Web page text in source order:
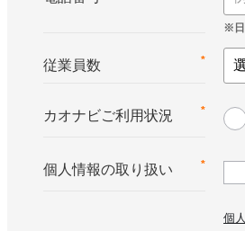
*
従業員数
*
カオナビご利用状況
*
個人情報の取り扱い
個